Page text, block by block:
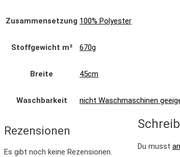
Zusammensetzung 100% Polyester
Stoffgewicht m² 670g
Breite 45cm
Waschbarkeit nicht Waschmaschinen
Rezensionen
Es gibt noch keine Rezensionen.
Du musst